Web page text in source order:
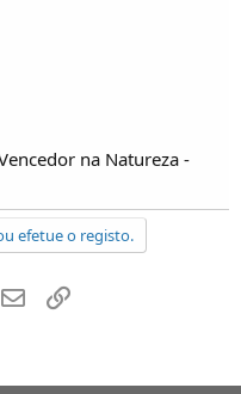
na Natureza -
efetue o registo.
Email